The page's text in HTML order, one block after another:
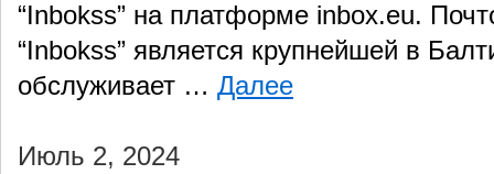
“Inbokss” на платформе inbox.eu.
“Inbokss” является крупнейшей в
обслуживает … Далее
Июль 2, 2024